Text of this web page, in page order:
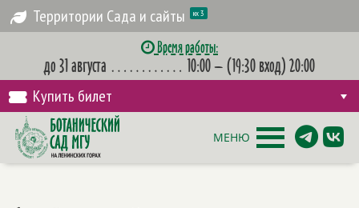
Территории Сада и сайты их 3
Время работы:
до 31 августа ………… 10:00 – (19:30 вход) 20:00
Купить билет
МЕНЮ